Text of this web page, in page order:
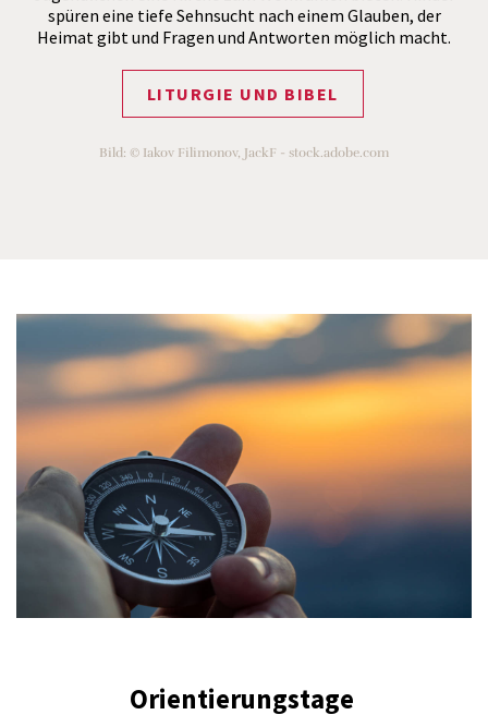
spüren eine tiefe Sehnsucht nach einem Glauben, der
Heimat gibt und Fragen und Antworten möglich macht.
LITURGIE UND BIBEL
Bild: © Iakov Filimonov, JackF - stock.adobe.com
Orientierungstage